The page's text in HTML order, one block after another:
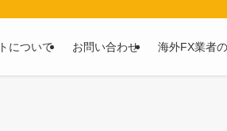
評判を2chや5chからピックアップしています。
について お問い合わせ 海外FX業者